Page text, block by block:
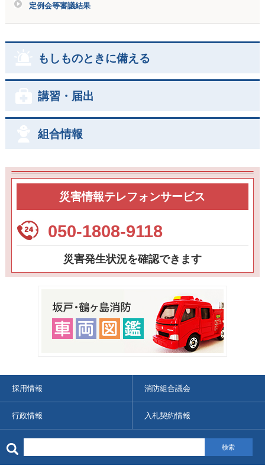
定例会等審議結果
もしものときに備える
講習・届出
組合情報
災害情報テレフォンサービス
050-1808-9118
災害発生状況を確認できます
採用情報 消防組合議会
行政情報 入札契約情報
検索